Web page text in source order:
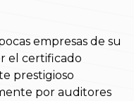
empresas de su
el certificado
prestigioso
por auditores